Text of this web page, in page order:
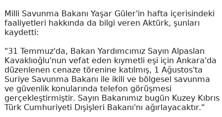
Milli Savunma Bakanı Yaşar Güler'in hafta içerisindeki
faaliyetleri hakkında da bilgi veren Aktürk, şunları
kaydetti:
"31 Temmuz'da, Bakan Yardımcımız Sayın Alpaslan
Kavaklıoğlu'nun vefat eden kıymetli eşi için Ankara'da
düzenlenen cenaze törenine katılmış, 1 Ağustos'ta
Suriye Savunma Bakanı ile ikili ve bölgesel savunma
ve güvenlik konularında telefon görüşmesi
gerçekleştirmiştir. Sayın Bakanımız bugün Kuzey Kıbrıs
Türk Cumhuriyeti Dışişleri Bakanı'nı ağırlayacaktır."